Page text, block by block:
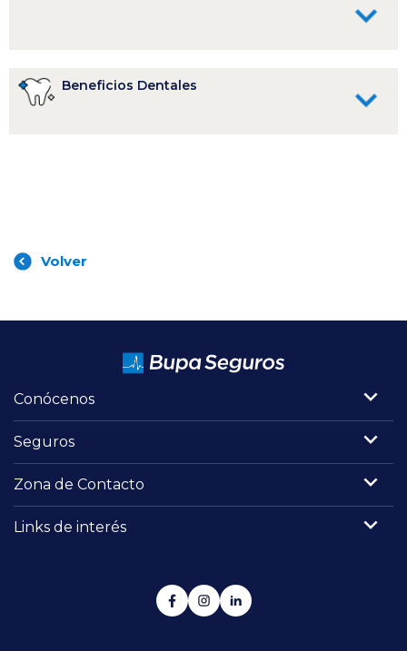
Beneficios Dentales
Volver
Conócenos
Seguros
Zona de Contacto
Links de interés